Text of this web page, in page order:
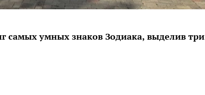
самых умных знаков Зодиака, выделив три